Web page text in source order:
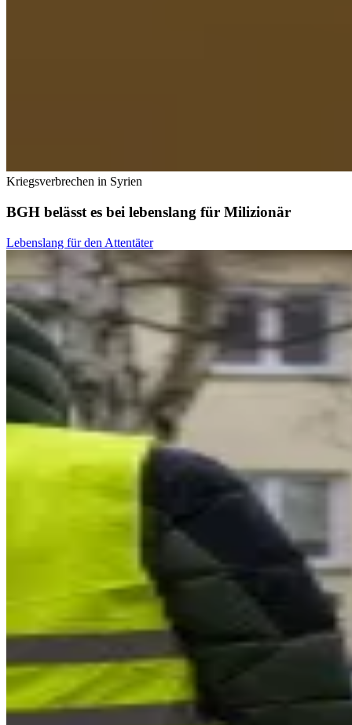
Kriegsverbrechen in Syrien
BGH belässt es bei lebenslang für Milizionär
Lebenslang für den Attentäter